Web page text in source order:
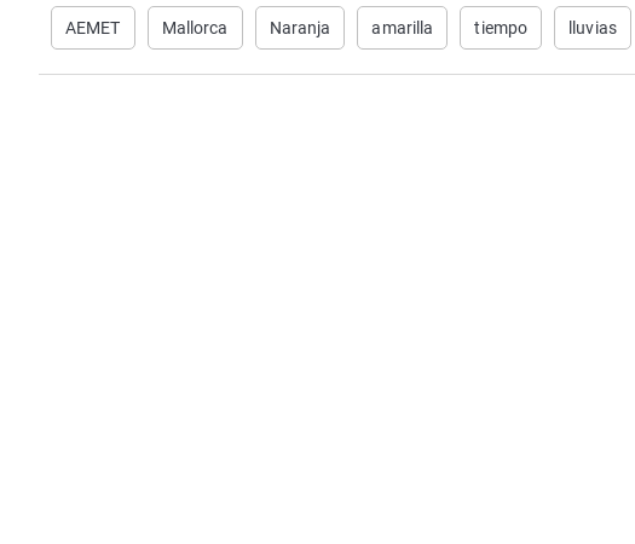
AEMET Mallorca Naranja amarilla tiempo lluvias